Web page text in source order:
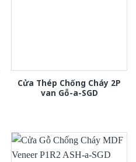
Cửa Thép Chống Cháy 2P
van Gỗ-a-SGD